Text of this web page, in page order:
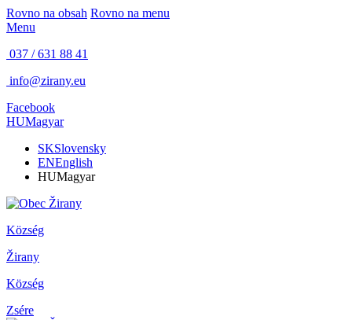
Rovno na obsah Rovno na menu
Menu
037 / 631 88 41
info@zirany.eu
Facebook
HUMagyar
SKSlovensky
ENEnglish
HUMagyar
Község
Žirany
Község
Zsére